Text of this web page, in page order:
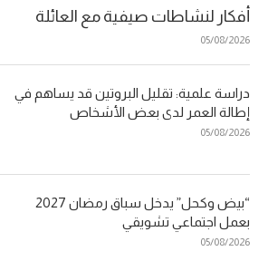
أفكار لنشاطات صيفية مع العائلة
05/08/2026
دراسة علمية: تقليل البروتين قد يساهم في
إطالة العمر لدى بعض الأشخاص
05/08/2026
“بيض وكحل” يدخل سباق رمضان 2027
بعمل اجتماعي تشويقي
05/08/2026